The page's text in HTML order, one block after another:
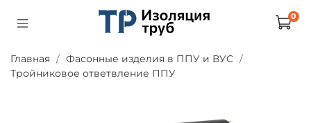
0
Главная
Фасонные изделия в ППУ и ВУС
Тройниковое ответвление ППУ